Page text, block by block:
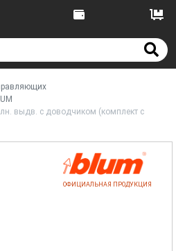
выдв. с доводчиком (комплект с
ОФИЦИАЛЬНАЯ ПРОДУКЦИЯ